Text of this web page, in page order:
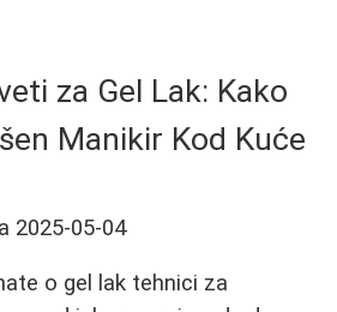
za Gel Lak: Kako
Manikir Kod Kuće
2025-05-04
o gel lak tehnici za